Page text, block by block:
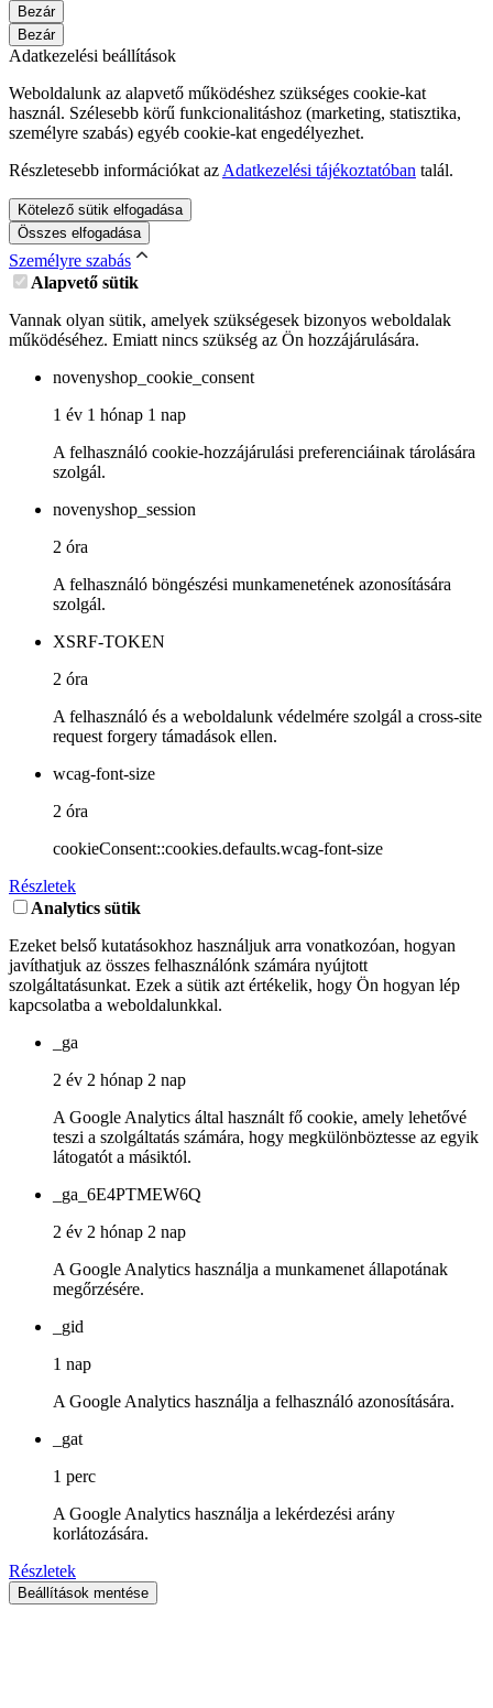
Bezár
Bezár
Adatkezelési beállítások
Weboldalunk az alapvető működéshez szükséges cookie-kat
használ. Szélesebb körű funkcionalitáshoz (marketing, statisztika,
személyre szabás) egyéb cookie-kat engedélyezhet.
Részletesebb információkat az Adatkezelési tájékoztatóban talál.
Kötelező sütik elfogadása
Összes elfogadása
Személyre szabás
Alapvető sütik
Vannak olyan sütik, amelyek szükségesek bizonyos weboldalak
működéséhez. Emiatt nincs szükség az Ön hozzájárulására.
novenyshop_cookie_consent
1 év 1 hónap 1 nap
A felhasználó cookie-hozzájárulási preferenciáinak tárolására
szolgál.
novenyshop_session
2 óra
A felhasználó böngészési munkamenetének azonosítására
szolgál.
XSRF-TOKEN
2 óra
A felhasználó és a weboldalunk védelmére szolgál a cross-site
request forgery támadások ellen.
wcag-font-size
2 óra
cookieConsent::cookies.defaults.wcag-font-size
Részletek
Analytics sütik
Ezeket belső kutatásokhoz használjuk arra vonatkozóan, hogyan
javíthatjuk az összes felhasználónk számára nyújtott
szolgáltatásunkat. Ezek a sütik azt értékelik, hogy Ön hogyan lép
kapcsolatba a weboldalunkkal.
_ga
2 év 2 hónap 2 nap
A Google Analytics által használt fő cookie, amely lehetővé
teszi a szolgáltatás számára, hogy megkülönböztesse az egyik
látogatót a másiktól.
_ga_6E4PTMEW6Q
2 év 2 hónap 2 nap
A Google Analytics használja a munkamenet állapotának
megőrzésére.
_gid
1 nap
A Google Analytics használja a felhasználó azonosítására.
_gat
1 perc
A Google Analytics használja a lekérdezési arány
korlátozására.
Részletek
Beállítások mentése